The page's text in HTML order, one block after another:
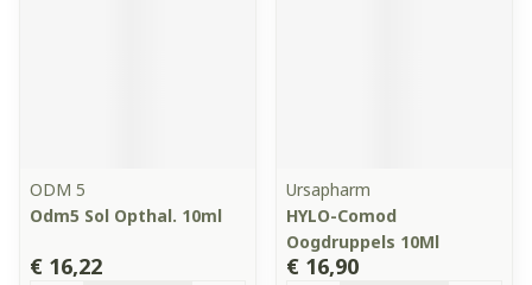
ODM 5
Odm5 Sol Opthal. 10ml
€ 16,22
Ursapharm
HYLO-Comod
Oogdruppels 10Ml
€ 16,90